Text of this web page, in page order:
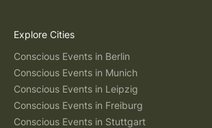
Explore Cities
Conscious Events in Berlin
Conscious Events in Munich
Conscious Events in Leipzig
Conscious Events in Freiburg
Conscious Events in Stuttgart